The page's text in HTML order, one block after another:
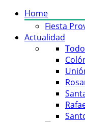
Home
Fiesta
Actualidad
Todo